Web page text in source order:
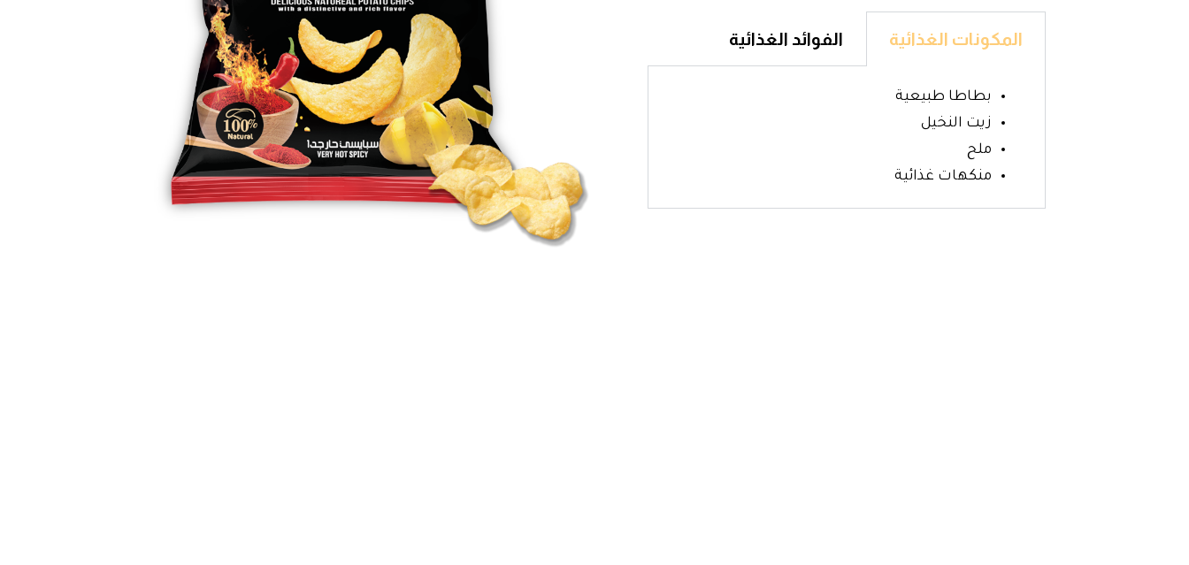
المكونات الغذائية الفوائد الغذائية
بطاطا طبيعية
زيت النخيل
ملح
منكهات غذائية